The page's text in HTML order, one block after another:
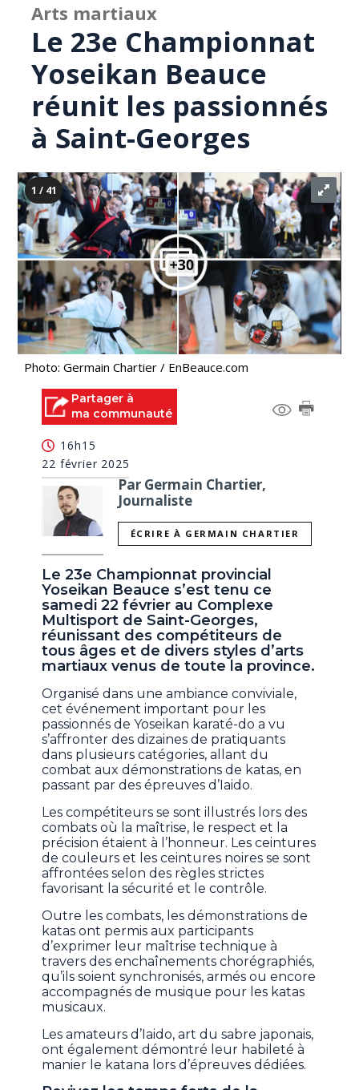
Arts martiaux
Le 23e Championnat
Yoseikan Beauce
réunit les passionnés
à Saint-Georges
1 / 41
Photo: Germain Chartier / EnBeauce.com
Partager à
ma communauté
16h15
22 février 2025
Par Germain Chartier,
Journaliste
ÉCRIRE À GERMAIN CHARTIER
Le 23e Championnat provincial
Yoseikan Beauce s’est tenu ce
samedi 22 février au Complexe
Multisport de Saint-Georges,
réunissant des compétiteurs de
tous âges et de divers styles d’arts
martiaux venus de toute la province.
Organisé dans une ambiance conviviale,
cet événement important pour les
passionnés deYoseikan karaté-do a vu
s’affronter des dizaines de pratiquants
dans plusieurs catégories, allant du
combat aux démonstrations de katas, en
passant par des épreuves d’Iaido.
Les compétiteurs se sont illustrés lors des
combats où la maîtrise, le respect et la
précision étaient à l’honneur. Les ceintures
de couleurs et les ceintures noires se sont
affrontées selon des règles strictes
favorisant la sécurité et le contrôle.
Outre les combats, les démonstrations de
katas ont permis aux participants
d’exprimer leur maîtrise technique à
travers des enchaînements chorégraphiés,
qu’ils soient synchronisés, armés ou encore
accompagnés de musique pour les katas
musicaux.
Les amateurs d’Iaido, art du sabre japonais,
ont également démontré leur habileté à
manier le katana lors d’épreuves dédiées.